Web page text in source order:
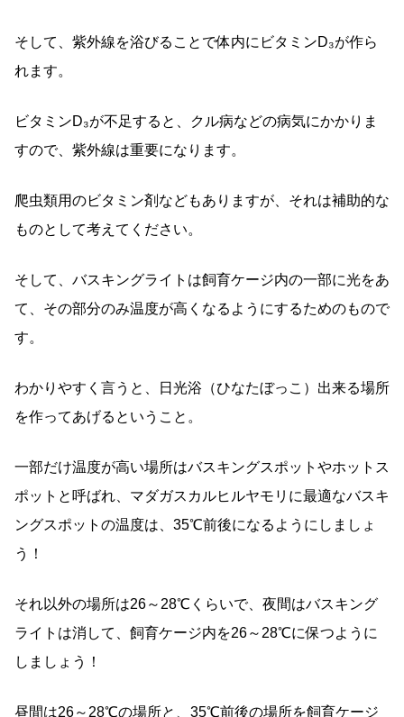
そして、紫外線を浴びることで体内にビタミンD₃が作ら
れます。
ビタミンD₃が不足すると、クル病などの病気にかかりま
すので、紫外線は重要になります。
爬虫類用のビタミン剤などもありますが、それは補助的な
ものとして考えてください。
そして、バスキングライトは飼育ケージ内の一部に光をあ
て、その部分のみ温度が高くなるようにするためのもので
す。
わかりやすく言うと、日光浴（ひなたぼっこ）出来る場所
を作ってあげるということ。
一部だけ温度が高い場所はバスキングスポットやホットス
ポットと呼ばれ、マダガスカルヒルヤモリに最適なバスキ
ングスポットの温度は、35℃前後になるようにしましょ
う！
それ以外の場所は26～28℃くらいで、夜間はバスキング
ライトは消して、飼育ケージ内を26～28℃に保つように
しましょう！
昼間は26～28℃の場所と、35℃前後の場所を飼育ケージ